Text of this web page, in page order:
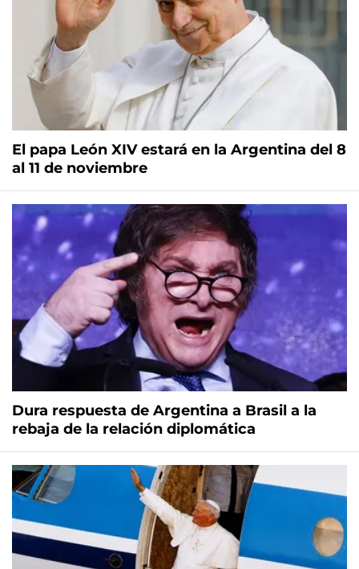
El papa León XIV estará en la Argentina del 8
al 11 de noviembre
Dura respuesta de Argentina a Brasil a la
rebaja de la relación diplomática